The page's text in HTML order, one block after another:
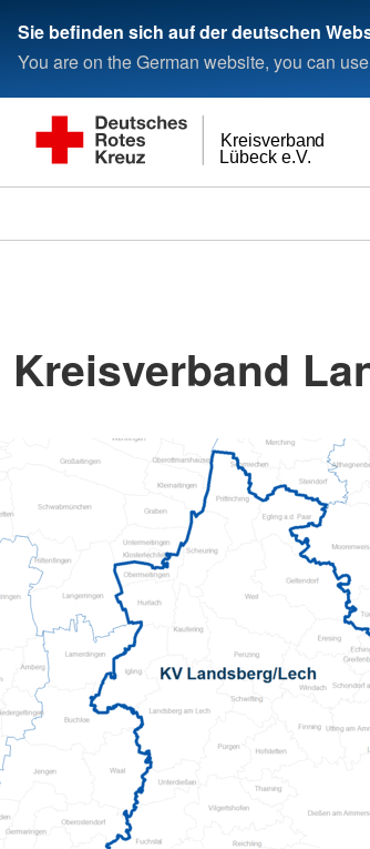
Sie befinden sich auf der deutschen
You are on the German website, you can
Lübeck e.V.
Kreisverband
Kreisverband